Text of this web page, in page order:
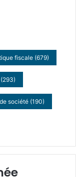
fiscale (679)
(293)
société (190)